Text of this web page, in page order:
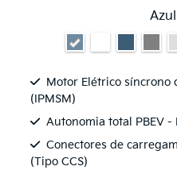
Motor Elétrico síncrono
(IPMSM)
Autonomia total PBEV -
Conectores de
(Tipo CCS)